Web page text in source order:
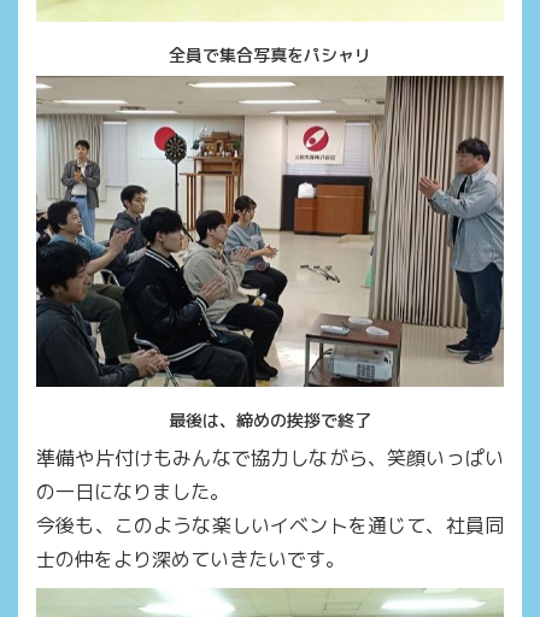
全員で集合写真をパシャリ
最後は、締めの挨拶で終了
準備や片付けもみんなで協力しながら、笑顔いっぱい
の一日になりました。
今後も、このような楽しいイベントを通じて、社員同
士の仲をより深めていきたいです。